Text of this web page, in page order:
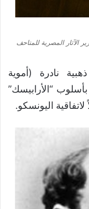
المصرية للمتاحف
نادرة (أموية
“الأرابيسك”
لاتفاقية اليونسكو.